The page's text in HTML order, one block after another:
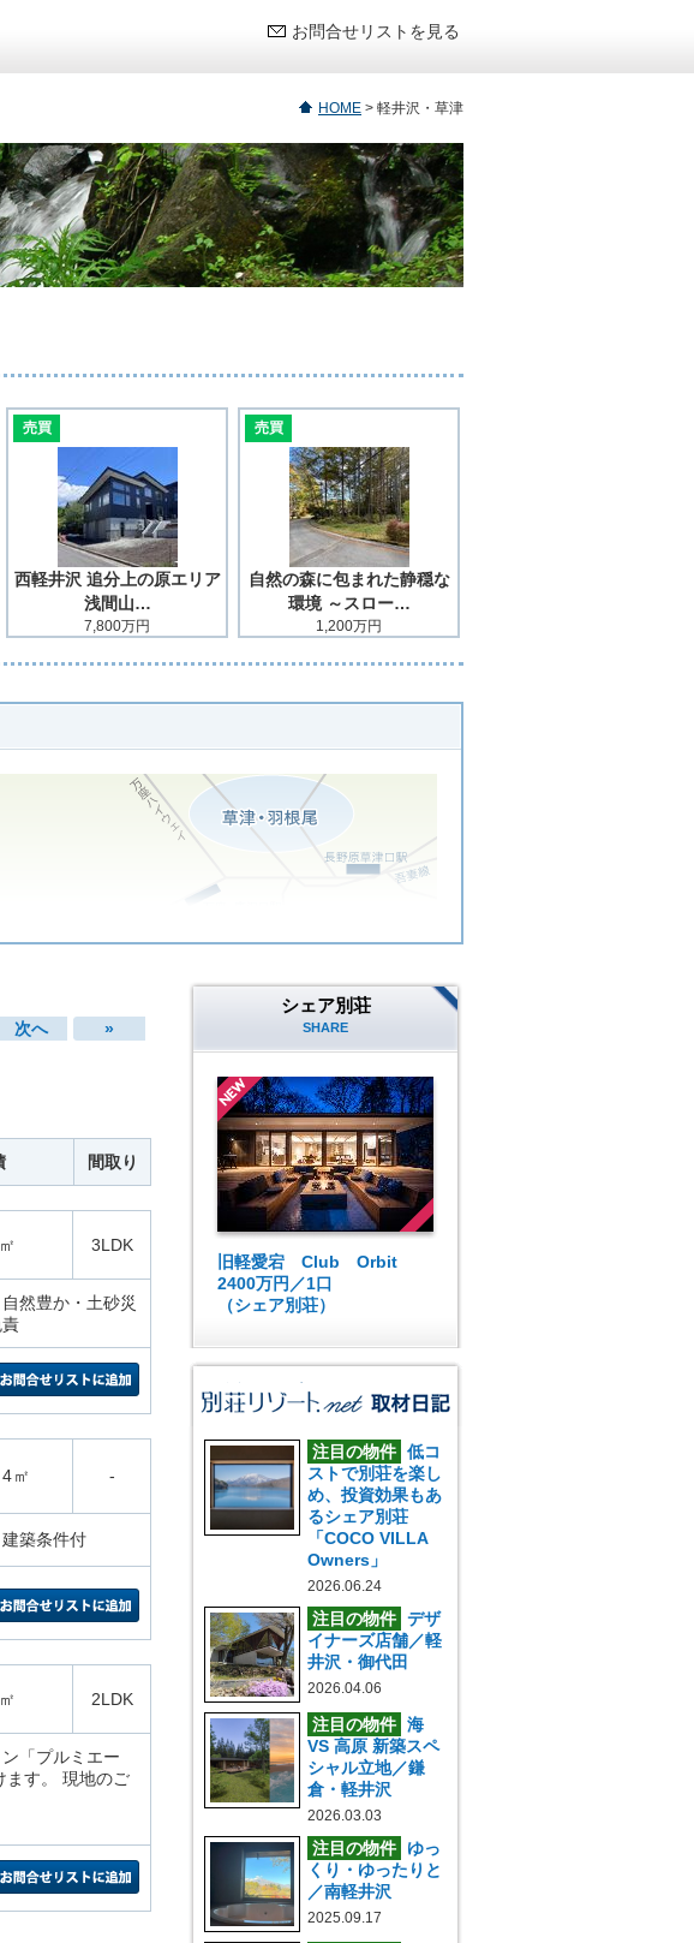
お問合せリストを見る
HOME > 軽井沢・草津
売買
西軽井沢 追分上の原エリア
浅間山…
7,800万円
売買
自然の森に包まれた静穏な
環境 ～スロー…
1,200万円
次へ »
間取り
3LDK
然豊か・土砂災
㎡ -
築条件付
2LDK
「プルミエー
ます。 現地のご
シェア別荘
SHARE
旧軽愛宕 Club Orbit
2400万円／1口
（シェア別荘）
注目の物件 低コ
ストで別荘を楽し
め、投資効果もあ
るシェア別荘
「COCO VILLA
Owners」
2026.06.24
注目の物件 デザ
イナーズ店舗／軽
井沢・御代田
2026.04.06
注目の物件 海
VS 高原 新築スペ
シャル立地／鎌
倉・軽井沢
2026.03.03
注目の物件
ゆっ
くり・ゆったりと
／南軽井沢
2025.09.17